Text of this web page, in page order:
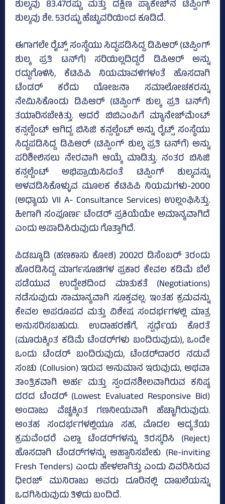
ಶುಲ್ಕವು 83.47ರಷ್ಟು ಮತ್ತು ದಕ್ಷಿಣ ಪ್ಯಾಕೇಜ್‌ನ ಟಿಪ್ಪಿಂಗ್
ಶುಲ್ಕವು ಶೇ. 53ರಷ್ಟು ಹೆಚ್ಚುವರಿಯಿಂದ ಕೂಡಿದೆ.
ಈಗಾಗಲೇ ರೈಟ್ಸ್ ಸಂಸ್ಥೆಯು ಸಿದ್ಧಪಡಿಸಿದ್ದ ಡಿಪಿಆರ್ (ಟಿಪ್ಪಿಂಗ್
ಶುಲ್ಕ ಪ್ರತಿ ಟನ್‌ಗೆ) ಸರಿಯಿಲ್ಲದಿದ್ದರೆ ಡಿಪಿಆರ್ ಅನ್ನು
ರದ್ದುಗೊಳಿಸಿ, ಕೆಟಿಪಿಪಿ ನಿಯಮಾವಳಿಗಳಂತೆ ಹೊಸದಾಗಿ
ಟೆಂಡರ್ ಕರೆದು ಯೋಜನಾ ಸಮಾಲೋಚಕರನ್ನು
ನೇಮಿಸಿಕೊಂಡು ಡಿಪಿಆರ್ (ಟಿಪ್ಪಿಂಗ್ ಶುಲ್ಕ ಪ್ರತಿ ಟನ್‌ಗೆ)
ತಯಾರಿಸಬೇಕಿತ್ತು. ಆದರೆ ಬಿಬಿಎಂಪಿಗೆ ಮ್ಯಾನೇಜ್‌ಮೆಂಟ್
ಕನ್ಸಲ್ಟೆಂಟ್ ಆಗಿದ್ದ ಬಿಸಿಜಿ ಕನ್ಸಲ್ಟೆಂಟ್ ಅನ್ನು ರೈಟ್ಸ್ ಸಂಸ್ಥೆಯು
ಸಿದ್ಧಪಡಿಸಿದ್ದ ಡಿಪಿಆರ್ (ಟಿಪ್ಪಿಂಗ್ ಶುಲ್ಕ ಪ್ರತಿ ಟನ್‌ಗೆ) ಅನ್ನು
ಪರಿಶೀಲಿಸಲು ನೇರವಾಗಿ ಆಯ್ಕೆ ಮಾಡಿತ್ತು. ನಂತರ ಬಿಸಿಜಿ
ಕನ್ಸಲ್ಟೆಂಟ್ ಅಭಿಪ್ರಾಯಿಸಿದಂತೆ ಟಿಪ್ಪಿಂಗ್ ಶುಲ್ಕವನ್ನು
ಅಳವಡಿಸಿಕೊಳ್ಳುವ ಮೂಲಕ ಕೆಟಿಪಿಪಿ ನಿಯಮಗಳು-2000
(ಅಧ್ಯಾಯ VII A- Consultance Services) ಉಲ್ಲಂಘಿಸಿತ್ತು.
ಹೀಗಾಗಿ ಸಂಪೂರ್ಣ ಟೆಂಡರ್ ಪ್ರಕಿಯೆಯೇ ಅಮಾನ್ಯವಾಗಿದೆ
ಎಂದು ಆಪಾದಿಸಿರುವುದು ಗೊತ್ತಾಗಿದೆ.
ಪಿಡಬ್ಯೂಡಿ (ಹಣಕಾಸು ಕೋಶ) 2002ರ ಡಿಸೆಂಬರ್ 3ರಂದು
ಹೊರಡಿಸಿದ್ದ ಮಾರ್ಗಸೂಚಿಗಳ ಪ್ರಕಾರ ಕೇವಲ ಕಡಿಮೆ ಬೆಲೆ
ಪಡೆಯುವ ಉದ್ದೇಶದಿಂದ ಮಾತುಕತೆ (Negotiations)
ನಡೆಸುವುದು ಸಾಮಾನ್ಯವಾಗಿ ಸೂಕ್ತವಲ್ಲ. ಇಂತಹ ಕ್ರಮವನ್ನು
ಕೇವಲ ಅಪರೂಪದ ಮತ್ತು ವಿಶೇಷ ಸಂದರ್ಭಗಳಲ್ಲಿ ಮಾತ್ರ
ಅನುಸರಿಸಬಹುದು. ಉದಾಹರಣೆಗೆ, ಸ್ಪರ್ಧೆಯ ಕೊರತೆ
(ಮೂರುಕ್ಕಿಂತ ಕಡಿಮೆ ಟೆಂಡರ್‌ಗಳು ಬಂದಿರುವುದು), ಒಂದೇ
ಒಂದು ಟೆಂಡರ್ ಬಂದಿರುವುದು, ಟೆಂಡರ್‌ದಾರರ ನಡುವೆ
ಸಂಚು (Collusion) ಇರುವ ಅನುಮಾನ ಇರುವುದು, ಅಥವಾ
ತಾಂತ್ರಿಕವಾಗಿ ಅರ್ಹ ಮತ್ತು ಸ್ಪಂದನಶೀಲವಾಗಿರುವ ಕನಿಷ್ಠ
ದರದ ಟೆಂಡರ್ (Lowest Evaluated Responsive Bid)
ಅಂದಾಜು ವೆಚ್ಚಕ್ಕಿಂತ ಗಣನೀಯವಾಗಿ ಹೆಚ್ಚಾಗಿರುವುದು.
ಅಂತಹ ಸಂದರ್ಭಗಳಲ್ಲಿಯೂ ಸಹ, ಮೊದಲ ಆದ್ಯತೆಯ
ಕ್ರಮವೆಂದರೆ ಎಲ್ಲಾ ಟೆಂಡರ್‌ಗಳನ್ನು ತಿರಸ್ಕರಿಸಿ (Reject)
ಹೊಸದಾಗಿ ಟೆಂಡರ್‌ಗಳನ್ನು ಆಹ್ವಾನಿಸಬೇಕು (Re-inviting
Fresh Tenders) ಎಂದು ಹೇಳಲಾಗಿತ್ತು ಎಂದು ವಿವರಿಸಿರುವ
ಧೀರಜ್ ಮುನಿರಾಜು ಅವರು ದೂರಿನಲ್ಲಿ ದಾಖಲೆಯನ್ನು
ಒದಗಿಸಿರುವುದು ತಿಳಿದು ಬಂದಿದೆ.